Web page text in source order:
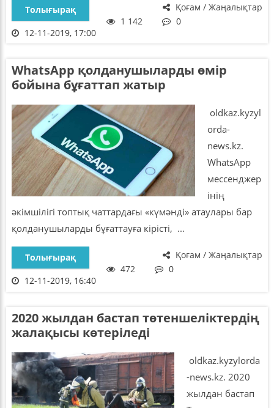
Қоғам / Жаңалықтар
Толығырақ
1 142
0
12-11-2019, 17:00
WhatsApp қолданушыларды өмір
бойына бұғаттап жатыр
oldkaz.kyzyl
orda-
news.kz.
WhatsApp
мессенджер
інің
әкімшілігі топтық чаттардағы «күмәнді» атаулары бар
қолданушыларды бұғаттауға кірісті, ...
Қоғам / Жаңалықтар
Толығырақ
472
0
12-11-2019, 16:40
2020 жылдан бастап төтеншеліктердің
жалақысы көтеріледі
oldkaz.kyzylorda
-news.kz. 2020
жылдан бастап